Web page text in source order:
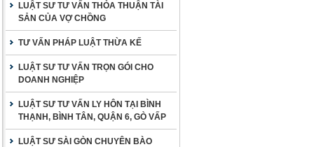
LUẬT SƯ TƯ VẤN THỎA THUẬN TÀI
SẢN CỦA VỢ CHỒNG
TƯ VẤN PHÁP LUẬT THỪA KẾ
LUẬT SƯ TƯ VẤN TRỌN GÓI CHO
DOANH NGHIỆP
LUẬT SƯ TƯ VẤN LY HÔN TẠI BÌNH
THẠNH, BÌNH TÂN, QUẬN 6, GÒ VẤP
LUẬT SƯ SÀI GÒN CHUYÊN BÀO